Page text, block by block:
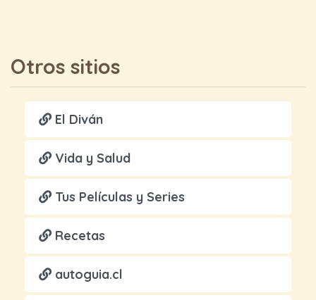
Otros sitios
El Diván
Vida y Salud
Tus Películas y Series
Recetas
autoguia.cl